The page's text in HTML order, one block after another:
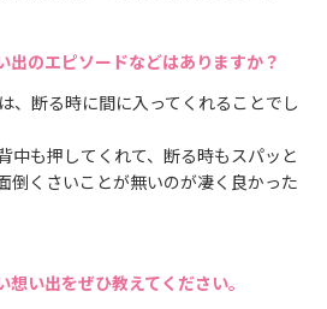
出のエピソードなどはありますか？
、断る時に間に入ってくれることでし
中も押してくれて、断る時もスパッと
倒くさいことが無いのが凄く良かった
い出をぜひ教えてください。